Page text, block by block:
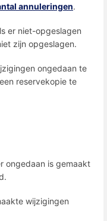
annuleringen.
er niet-opgeslagen
zijn opgeslagen.
ongedaan te
​​reservekopie te
ongedaan is gemaakt
wijzigingen